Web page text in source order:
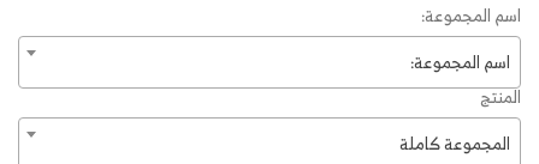
اسم المجموعة:
اسم المجموعة:
المنتج
المجموعة كاملة